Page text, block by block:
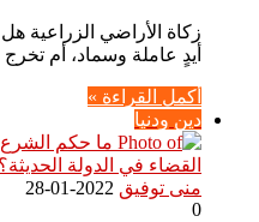
زكاة الأراضي الزراعية
أيدٍ عاملة وسماد، أم
أكمل القراءة »
دين ودنيا
منى توفيق 2022-01-28
0